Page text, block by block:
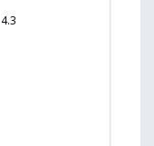
4.3